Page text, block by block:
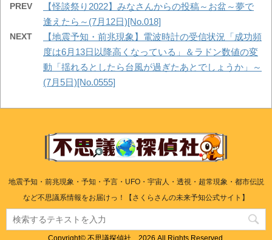
PREV
【怪談祭り2022】みなさんからの投稿～お盆～夢で
逢えたら～(7月12日)[No.018]
NEXT
【地震予知・前兆現象】電波時計の受信状況「成功頻
度は6月13日以降高くなっている」＆ラドン数値の変
動「揺れるとしたら台風が過ぎたあとでしょうか」～
(7月5日)[No.0555]
地震予知・前兆現象・予知・予言・UFO・宇宙人・透視・超常現象・都市伝説
など不思議系情報をお届けっ！【さくらさんの未来予知公式サイト】
Copyright© 不思議探偵社. , 2026 All Rights Reserved.